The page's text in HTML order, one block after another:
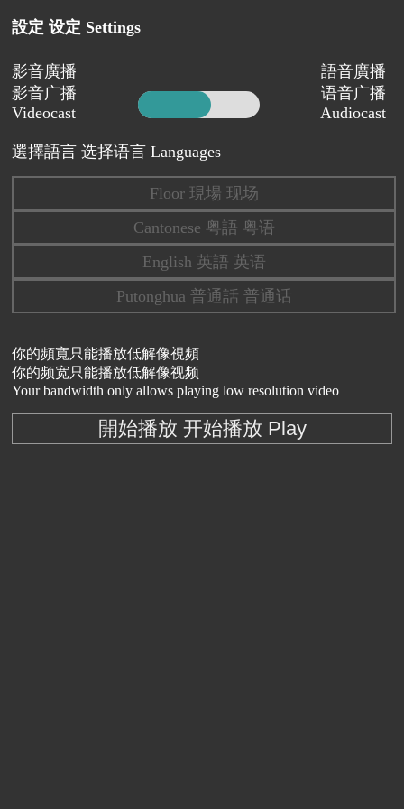
設定 设定 Settings
影音廣播
影音广播
Videocast
語音廣播
语音广播
Audiocast
選擇語言 选择语言 Languages
Floor 現場 现场
Cantonese 粤語 粤语
English 英語 英语
Putonghua 普通話 普通话
你的頻寬只能播放低解像視頻
你的频宽只能播放低解像视频
Your bandwidth only allows playing low resolution video
開始播放 开始播放 Play